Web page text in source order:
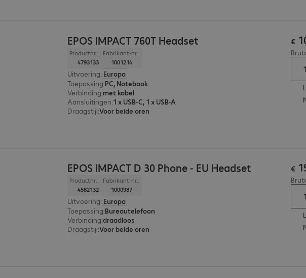
EPOS IMPACT 760T Headset
Productnr.:
4793133
Fabrikant-nr.:
1001214
Uitvoering: Europa
Toepassing:PC, Notebook
Verbinding:met kabel
Aansluitingen:1 x USB-C, 1 x USB-A
Draagstijl:Voor beide oren
€
EPOS IMPACT D 30 Phone - EU Headset
Productnr.:
4582132
Fabrikant-nr.:
1000987
Uitvoering: Europa
Toepassing:Bureautelefoon
Verbinding:draadloos
Draagstijl:Voor beide oren
€